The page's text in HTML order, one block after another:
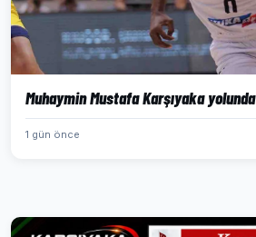
Muhaymin Mustafa Karşıyaka yolunda
1 gün önce